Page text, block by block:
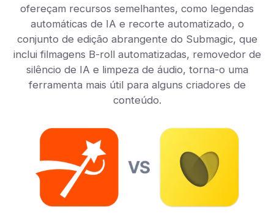
ofereçam recursos semelhantes, como legendas
automáticas de IA e recorte automatizado, o
conjunto de edição abrangente do Submagic, que
inclui filmagens B-roll automatizadas, removedor de
silêncio de IA e limpeza de áudio, torna-o uma
ferramenta mais útil para alguns criadores de
conteúdo.